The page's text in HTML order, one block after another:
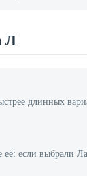
Л
длинных
если